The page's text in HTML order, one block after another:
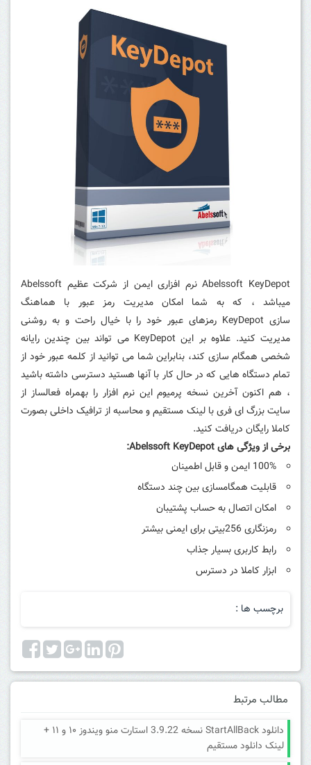
Abelssoft KeyDepot نرم افزاری ایمن از شرکت عظیم Abelssoft
میباشد ، که به شما امکان مدیریت رمز عبور با هماهنگ
سازی
KeyDepot رمزهای عبور خود را با خیال راحت و به روشنی
مدیریت کنید.
علاوه بر این KeyDepot می تواند بین چندین رایانه
شخصی همگام سازی کند، بنابراین شما می توانید از کلمه عبور خود از
تمام دستگاه هایی که در حال کار با آنها هستید دسترسی داشته باشید
، هم اکنون آخرین نسخه پرمیوم این نرم افزار را بهمراه فعالساز از
سایت بزرگ ای فری با لینک مستقیم و محاسبه از ترافیک داخلی بصورت
کاملا رایگان دریافت کنید.
برخی از ویژگی های Abelssoft KeyDepot:
100% ایمن و قابل اطمینان
قابلیت همگامسازی بین چند دستگاه
امکان اتصال به حساب پشتیبان
رمزنگاری 256بیتی برای ایمنی بیشتر
رابط کاربری بسیار جذاب
ابزار کاملا در دسترس
برچسب ها :
مطالب مرتبط
دانلود StartAllBack نسخه 3.9.22 استارت منو ویندوز ۱۰ و ۱۱ +
لینک دانلود مستقیم